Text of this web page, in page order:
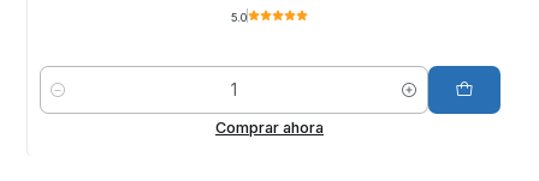
5.0
Cantidad
Comprar ahora